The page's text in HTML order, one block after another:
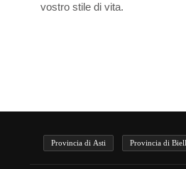
vostro stile di vita.
Provincia di Asti Provincia di